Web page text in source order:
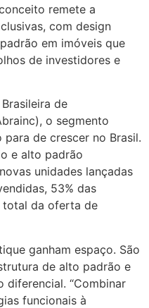
remete a
com design
em imóveis que
de investidores e
de
o segmento
de crescer no Brasil.
e alto padrão
unidades lançadas
53% das
total da oferta de
ganham espaço. São
de alto padrão e
diferencial. “Combinar
funcionais à